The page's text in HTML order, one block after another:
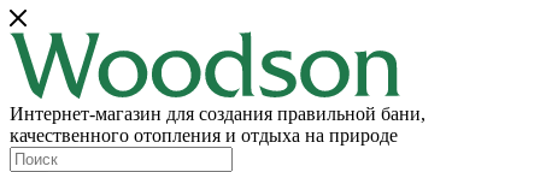
Интернет-магазин для создания правильной бани,
качественного отопления и отдыха на природе